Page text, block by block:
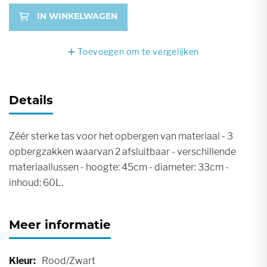
IN WINKELWAGEN
Toevoegen om te vergelijken
Details
Zéér sterke tas voor het opbergen van materiaal - 3
opbergzakken waarvan 2 afsluitbaar - verschillende
materiaallussen - hoogte: 45cm - diameter: 33cm -
inhoud: 60L.
Meer informatie
Meer
Rood/Zwart